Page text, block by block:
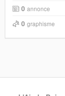
0 annonce
0 graphisme